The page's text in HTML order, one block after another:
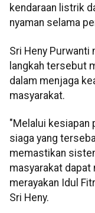
kendaraan listrik
nyaman selama
Sri Heny Purwanti
langkah tersebut
dalam menjaga
masyarakat.
"Melalui kesiapan
siaga yang
memastikan
masyarakat dapat
merayakan Idul
Sri Heny.